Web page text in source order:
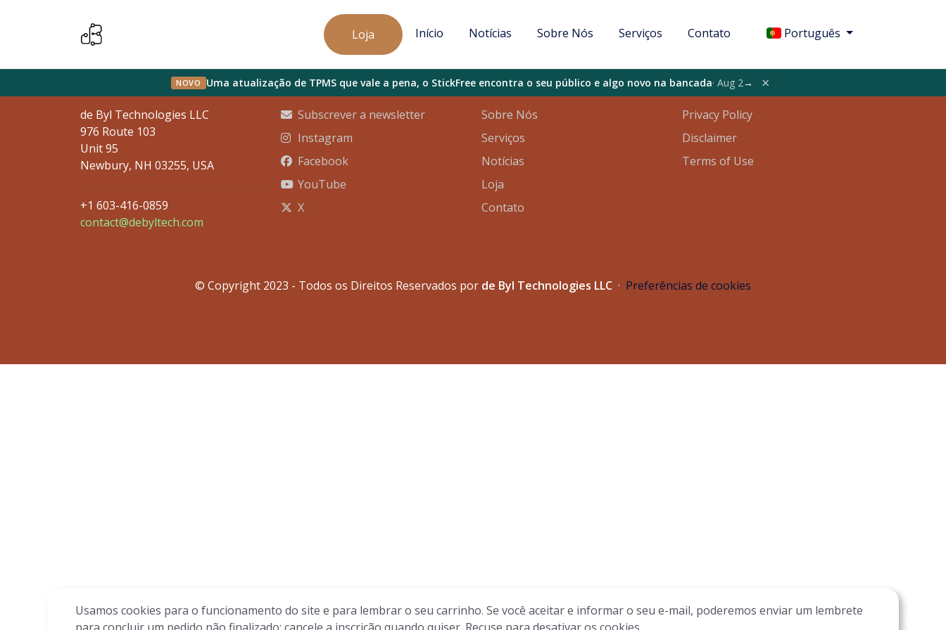
Loja Início Notícias Sobre Nós Serviços Contato Português
NOVO Uma atualização de TPMS que vale a pena, o StickFree encontra o seu público e algo novo na bancada· Aug 2→ ×
Informações de Contato
de Byl Technologies LLC
976 Route 103
Unit 95
Newbury, NH 03255, USA
+1 603-416-0859
contact@debyltech.com
Social
Subscrever a newsletter
Instagram
Facebook
YouTube
X
Mapa do Site
Sobre Nós
Serviços
Notícias
Loja
Contato
Legal
Privacy Policy
Disclaimer
Terms of Use
© Copyright 2023 - Todos os Direitos Reservados por de Byl Technologies LLC · Preferências de cookies
Usamos cookies para o funcionamento do site e para lembrar o seu carrinho. Se você aceitar e informar o seu e-mail, poderemos enviar um lembrete